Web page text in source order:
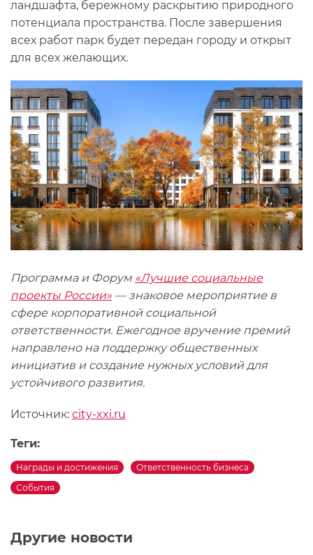
Другие новости
ландшафта, бережному раскрытию природного
потенциала пространства. После завершения
всех работ парк будет передан городу и открыт
для всех желающих.
Программа и Форум «Лучшие социальные
проекты России» — знаковое мероприятие в
сфере корпоративной социальной
ответственности. Ежегодное вручение премий
направлено на поддержку общественных
инициатив и создание нужных условий для
устойчивого развития.
Источник: city-xxi.ru
Теги:
Награды и достижения
Ответственность бизнеса
События